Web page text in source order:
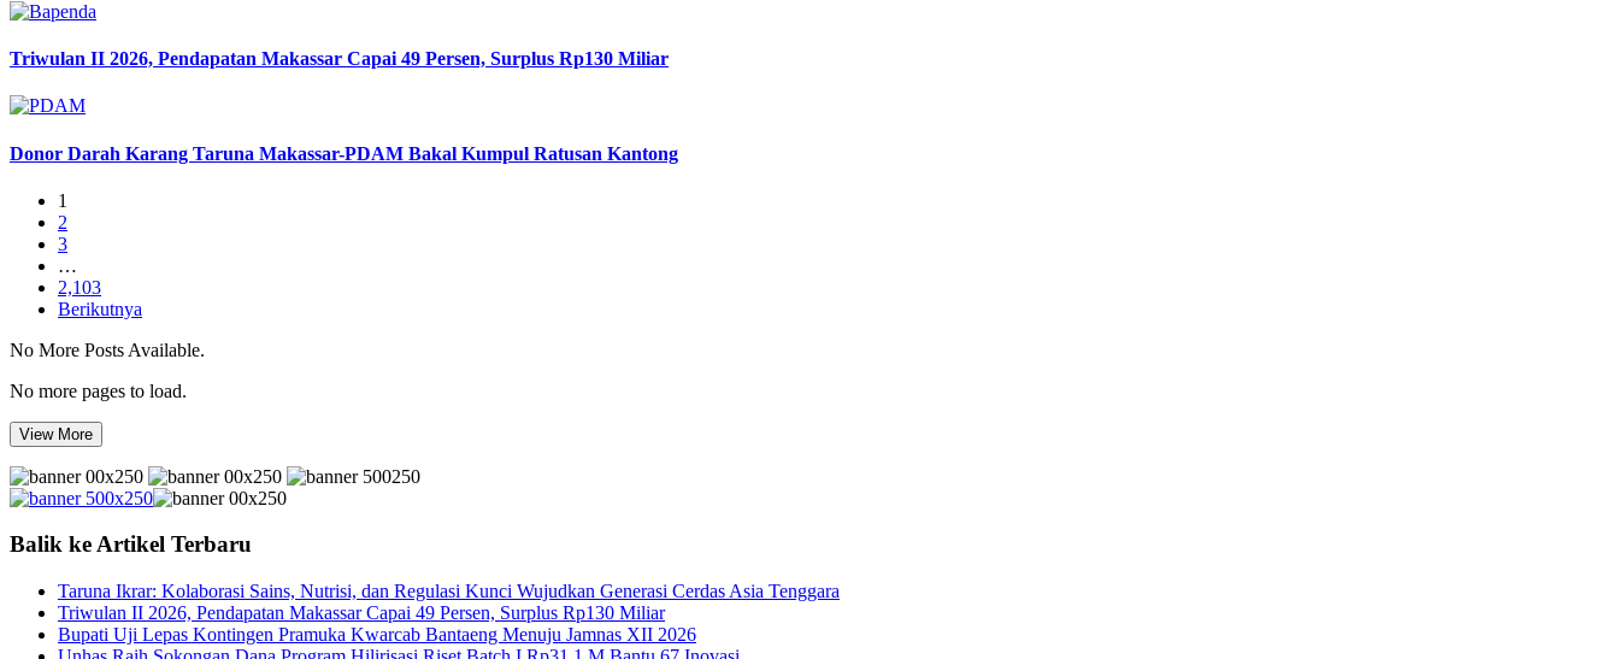
Triwulan II 2026, Pendapatan Makassar Capai 49 Persen, Surplus Rp130 Miliar
Donor Darah Karang Taruna Makassar-PDAM Bakal Kumpul Ratusan Kantong
1
2
3
…
2,103
Berikutnya
No More Posts Available.
No more pages to load.
View More
Balik ke Artikel Terbaru
Taruna Ikrar: Kolaborasi Sains, Nutrisi, dan Regulasi Kunci Wujudkan Generasi Cerdas Asia Tenggara
Triwulan II 2026, Pendapatan Makassar Capai 49 Persen, Surplus Rp130 Miliar
Bupati Uji Lepas Kontingen Pramuka Kwarcab Bantaeng Menuju Jamnas XII 2026